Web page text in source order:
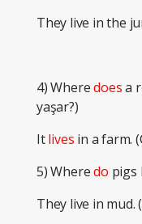
They live in the
4) Wheredoesa
yaşar?)
Itlives in a farm.
5) Wheredo pigs
They live in mud.